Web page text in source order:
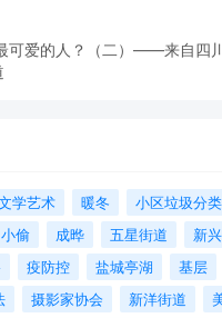
可爱的人？（二）——来自四
学艺术 暖冬
小区垃圾分类
小偷 成晔 五星街道
新
疫防控 盐城亭湖 基层
摄影家协会 新洋街道